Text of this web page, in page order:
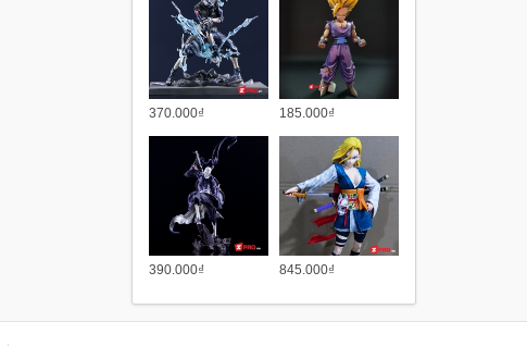
370.000₫ 185.000₫
390.000₫ 845.000₫